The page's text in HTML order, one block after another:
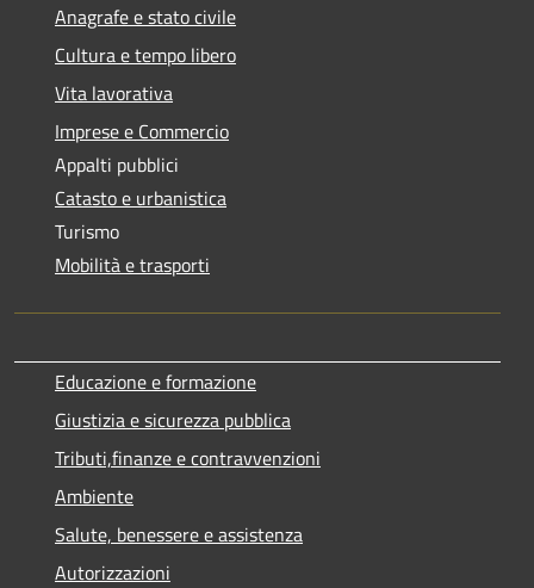
Anagrafe e stato civile
Cultura e tempo libero
Vita lavorativa
Imprese e Commercio
Appalti pubblici
Catasto e urbanistica
Turismo
Mobilità e trasporti
Educazione e formazione
Giustizia e sicurezza pubblica
Tributi,finanze e contravvenzioni
Ambiente
Salute, benessere e assistenza
Autorizzazioni